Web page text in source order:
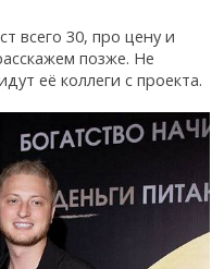
всего 30, про цену и
позже. Не
её коллеги с проекта.